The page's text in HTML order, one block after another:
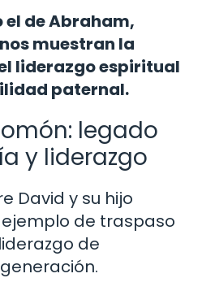
el de Abraham,
muestran la
liderazgo espiritual
paternal.
legado
y liderazgo
David y su hijo
de traspaso
de